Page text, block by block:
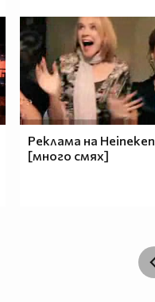
Реклама на Heineken
[много смях]